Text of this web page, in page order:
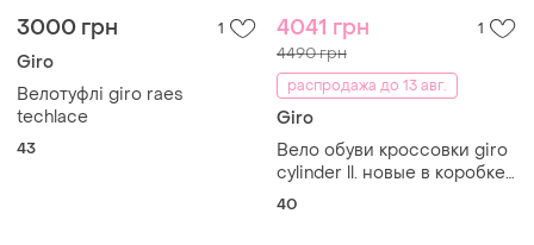
3000 грн 1
Giro
Велотуфлі giro raes
techlace
43
4041 грн 1
4490 грн
распродажа до 13 авг.
Giro
Вело обуви кроссовки giro
cylinder ll. новые в коробке
оригинал. размер 40
40